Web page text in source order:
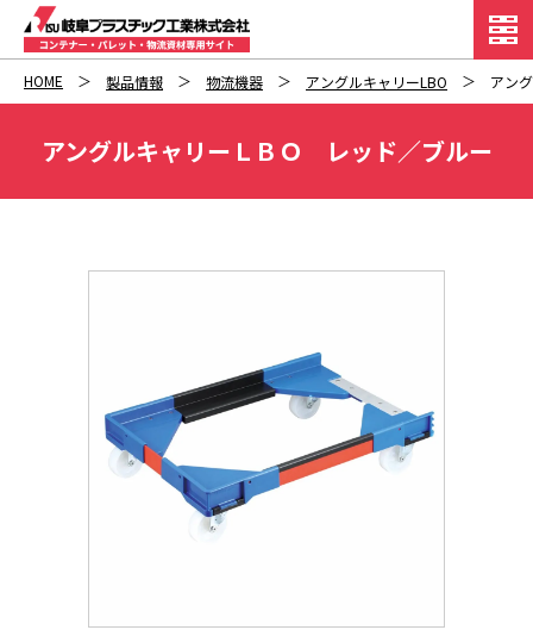
HOME 製品情報 物流機器 アングルキャリーLBO アン
アングルキャリーＬＢＯ レッド／ブルー